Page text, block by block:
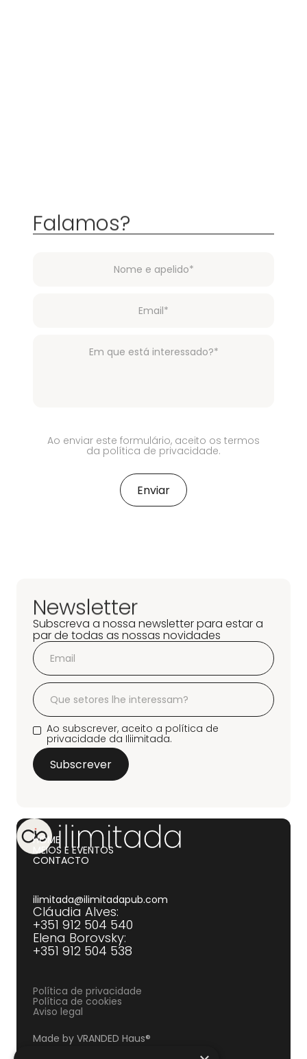
Falamos?
Ao enviar este formulário, aceito os termos
da política de privacidade.
Newsletter
Subscreva a nossa newsletter para estar a
par de todas as nossas novidades
Ao subscrever, aceito a política de
privacidade da Iliimitada.
HOME
MEIOS E EVENTOS
CONTACTO
ilimitada@ilimitadapub.com
Cláudia Alves:
+351 912 504 540‍
Elena Borovsky:
+351 912 504 538
Política de privacidade
Política de cookies
Aviso legal
Made by VRANDED Haus®